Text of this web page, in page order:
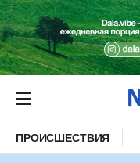
ПРОИСШЕСТВИЯ